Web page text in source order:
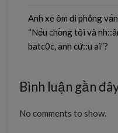
Anh xe ôm đi phỏng
“Nếu chồng tôi và
batc0c, anh cứ::u ai”?
Bình luận gần
No comments to show.